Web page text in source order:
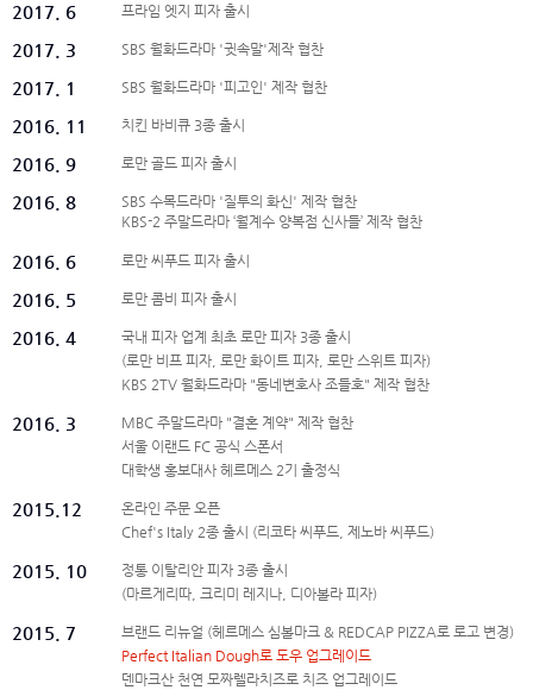
2017. 6 프라임 엣지 피자 출시
2017. 3 SBS 월화드라마 '귓속말'제작 협찬
2017. 1 SBS 월화드라마 '피고인' 제작 협찬
2016. 11 치킨 바비큐 3종 출시
2016. 9 로만 골드 피자 출시
2016. 8
SBS 수목드라마 '질투의 화신' 제작 협찬
KBS-2 주말드라마 ‘월계수 양복점 신사들’ 제작 협찬
2016. 6 로만 씨푸드 피자 출시
2016. 5 로만 콤비 피자 출시
2016. 4
국내 피자 업계 최초 로만 피자 3종 출시
(로만 비프 피자, 로만 화이트 피자, 로만 스위트 피자)
KBS 2TV 월화드라마 "동네변호사 조들호" 제작 협찬
2016. 3
MBC 주말드라마 "결혼 계약" 제작 협찬
서울 이랜드 FC 공식 스폰서
대학생 홍보대사 헤르메스 2기 출정식
2015.12
온라인 주문 오픈
Chef's Italy 2종 출시 (리코타 씨푸드, 제노바 씨푸드)
2015. 10
정통 이탈리안 피자 3종 출시
(마르게리따, 크리미 레지나, 디아볼라 피자)
2015. 7
브랜드 리뉴얼 (헤르메스 심볼마크 & REDCAP PIZZA로 로고 변경)
Perfect Italian Dough로 도우 업그레이드
덴마크산 천연 모짜렐라치즈로 치즈 업그레이드